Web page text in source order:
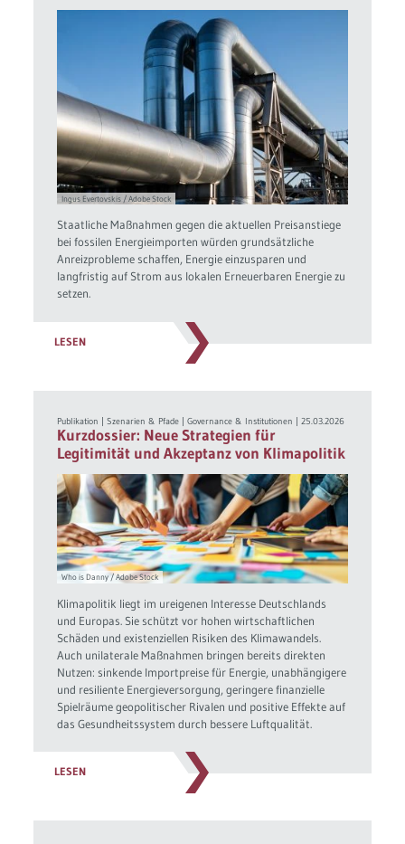
Ingus Evertovskis / Adobe Stock
Staatliche Maßnahmen gegen die aktuellen Preisanstiege
bei fossilen Energieimporten würden grundsätzliche
Anreizprobleme schaffen, Energie einzusparen und
langfristig auf Strom aus lokalen Erneuerbaren Energie zu
setzen.
LESEN
Publikation |Szenarien & Pfade |Governance & Institutionen |25.03.2026
Kurzdossier: Neue Strategien für
Legitimität und Akzeptanz von Klimapolitik
Who is Danny / Adobe Stock
Klimapolitik liegt im ureigenen Interesse Deutschlands
und Europas. Sie schützt vor hohen wirtschaftlichen
Schäden und existenziellen Risiken des Klimawandels.
Auch unilaterale Maßnahmen bringen bereits direkten
Nutzen: sinkende Importpreise für Energie, unabhängigere
und resiliente Energieversorgung, geringere finanzielle
Spielräume geopolitischer Rivalen und positive Effekte auf
das Gesundheitssystem durch bessere Luftqualität.
LESEN